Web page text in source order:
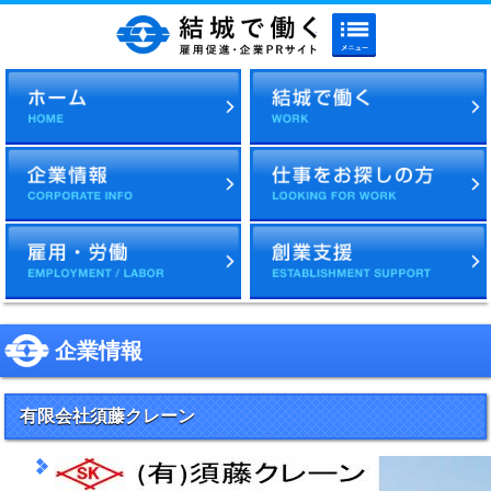
結城で働く 雇用促進・
企業情報
有限会社須藤クレーン